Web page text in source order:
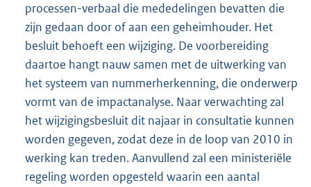
processen-verbaal die mededelingen bevatten die
zijn gedaan door of aan een geheimhouder. Het
besluit behoeft een wijziging. De voorbereiding
daartoe hangt nauw samen met de uitwerking van
het systeem van nummerherkenning, die onderwerp
vormt van de impactanalyse. Naar verwachting zal
het wijzigingsbesluit dit najaar in consultatie kunnen
worden gegeven, zodat deze in de loop van 2010 in
werking kan treden. Aanvullend zal een ministeriële
regeling worden opgesteld waarin een aantal